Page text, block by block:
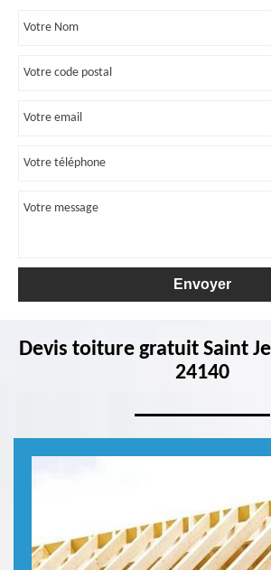
Devis toiture gratuit Saint
24140